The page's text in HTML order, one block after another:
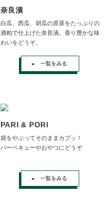
奈良漬
白瓜、西瓜、胡瓜の原菜をたっぷりの
酒粕で仕上げた奈良漬。香り豊かな味
わいをどうぞ。
一覧をみる
PARI & PORI
袋をやぶってそのままカプッ！
バーベキューやおやつにどうぞ
一覧をみる